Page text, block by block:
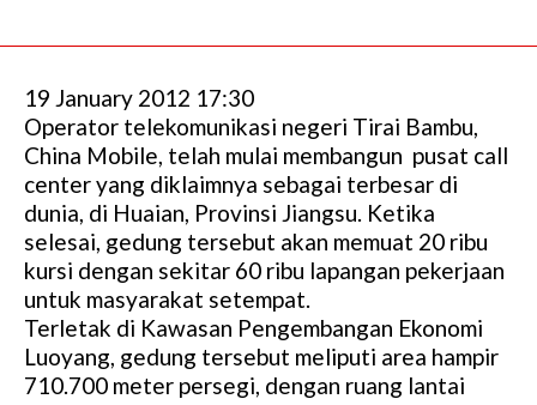
19 January 2012 17:30
Operator telekomunikasi negeri Tirai Bambu,
China Mobile, telah mulai membangun pusat call
center yang diklaimnya sebagai terbesar di
dunia, di Huaian, Provinsi Jiangsu. Ketika
selesai, gedung tersebut akan memuat 20 ribu
kursi dengan sekitar 60 ribu lapangan pekerjaan
untuk masyarakat setempat.
Terletak di Kawasan Pengembangan Ekonomi
Luoyang, gedung tersebut meliputi area hampir
710.700 meter persegi, dengan ruang lantai